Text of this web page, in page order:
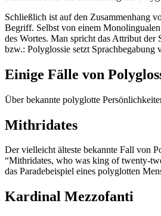
Schließlich ist auf den Zusammenhang
Begriff. Selbst von einem Monolingualen
des Wortes. Man spricht das Attribut der
bzw.: Polyglossie setzt Sprachbegabung
Einige Fälle von
Über bekannte polyglotte
Mithridates
Der vielleicht älteste bekannte Fall von
“Mithridates, who was king of twenty-
das Paradebeispiel eines polyglotten
Kardinal Mezzofanti